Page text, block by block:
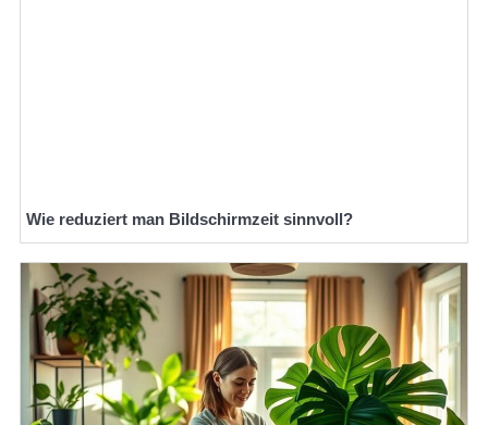
Wie reduziert man Bildschirmzeit sinnvoll?